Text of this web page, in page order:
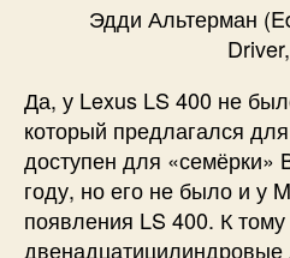
Эдди Альтерман
Да, у Lexus LS 400 не
который предлагался
доступен для «семёрки»
году, но его не было и у
появления LS 400. К
двенадцатицилиндровые